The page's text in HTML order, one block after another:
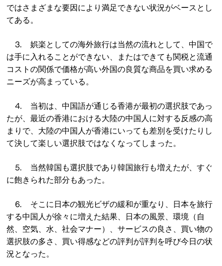
ではさまざまな要因により満足できない状況がベースとし
てある。
⒊ 娯楽としての海外旅行は当然の流れとして、中国で
は手に入れることができない、またはできても関税と流通
コストの関係で価格が高い外国の良質な商品を買い求める
ニーズが高まっている。
⒋ 当初は、中国語が通じる香港が最初の選択肢であっ
たが、最近の香港における大陸の中国人に対する反感の高
まりで、大陸の中国人が香港にいっても差別を受けたりし
て決して楽しい選択肢ではなくなってしまった。
⒌ 当然韓国も選択肢であり韓国旅行も増えたが、すぐ
に飽きられた部分もあった。
⒍ そこに日本の観光ビザの緩和が重なり、日本を旅行
する中国人が徐々に増えた結果、日本の風景、環境（自
然、空気、水、社会マナー）、サービスの良さ、買い物の
選択肢の多さ、買い得感などの評判が評判を呼び今日の状
況となった。